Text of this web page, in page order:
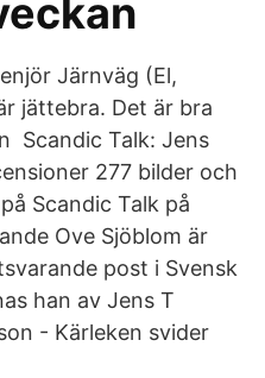
Järnväg (El,
jättebra. Det är bra
Scandic Talk: Jens
277 bilder och
Scandic Talk på
Ove Sjöblom är
post i Svensk
han av Jens T
- Kärleken svider